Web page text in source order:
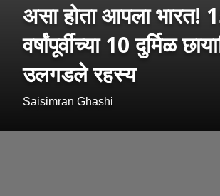
असा होता आपला भारत!
वर्षांपूर्वीच्या 10 दुर्मिळ
उलगडले रहस्य
Saisimran Ghashi